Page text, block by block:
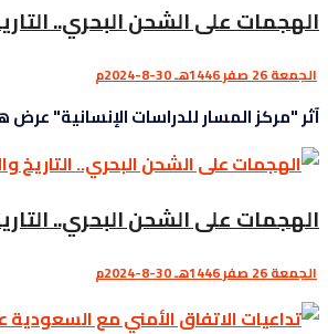
الهجمات على الشحن البحري..
الجمعة 26 صفر 1446هـ 30-8-2024م
آثر "مركز المسار للدراسات الإنسانية"
الهجمات على الشحن البحري..
الجمعة 26 صفر 1446هـ 30-8-2024م